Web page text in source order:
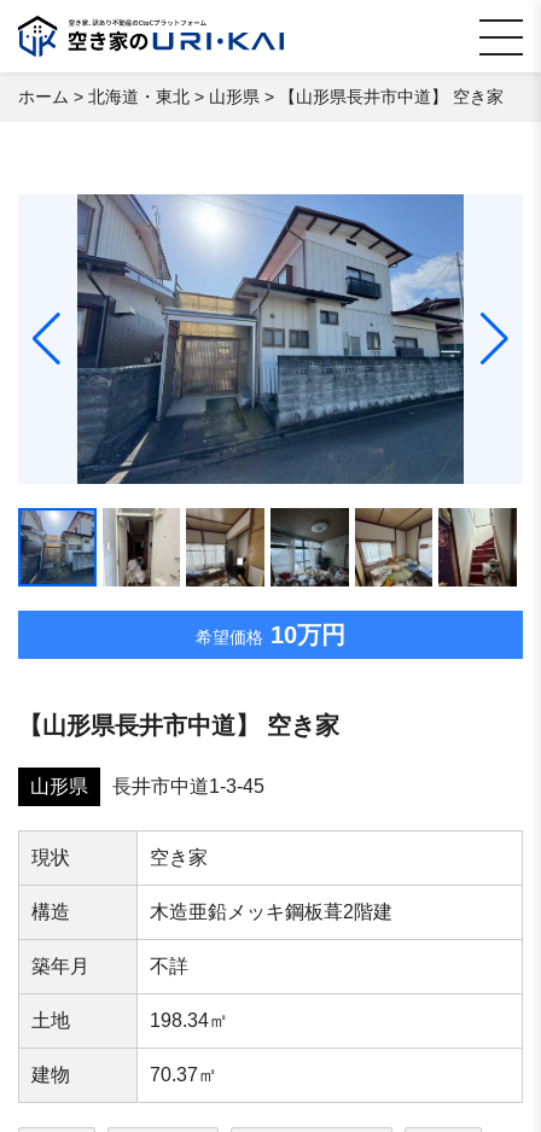
ホーム > 北海道・東北 > 山形県 > 【⼭形県⻑井市中道】 空き家
希望価格 10万円
【⼭形県⻑井市中道】 空き家
山形県 ⻑井市中道1-3-45
現状 空き家
構造 木造亜鉛メッキ鋼板葺2階建
築年⽉ 不詳
⼟地 198.34㎡
建物 70.37㎡